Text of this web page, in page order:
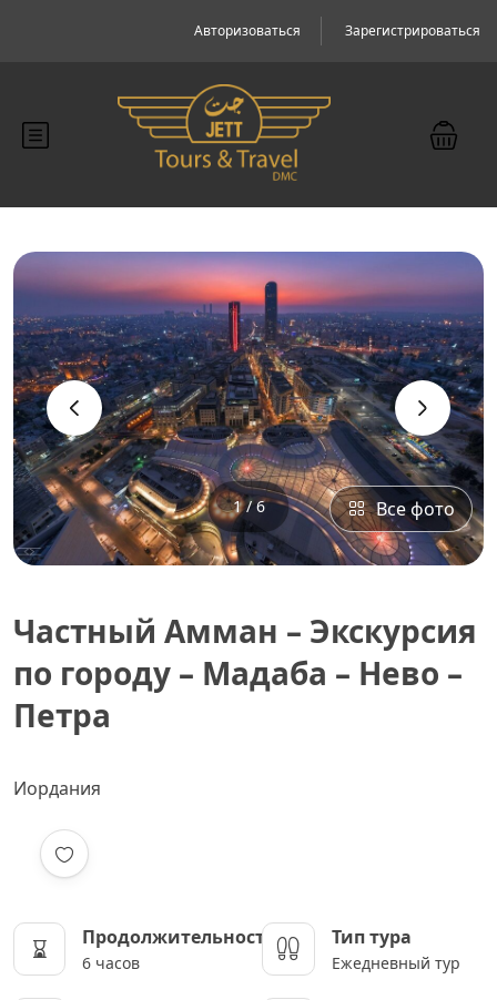
Авторизоваться Зарегистрироваться
‹ ›
1 / 6 Все фото
Частный Амман – Экскурсия
по городу – Мадаба – Нево –
Петра
Иордания
Продолжительность
6 часов
Тип тура
Ежедневный тур